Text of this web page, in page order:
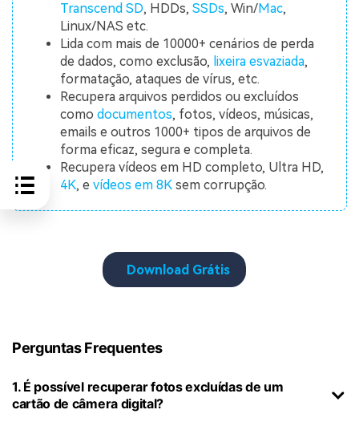
Transcend SD, HDDs,SSDs, Win/Mac,
Linux/NAS etc.
Lida com mais de 10000+ cenários de perda
de dados, como exclusão, lixeira esvaziada,
formatação, ataques de vírus, etc.
Recupera arquivos perdidos ou excluídos
comodocumentos, fotos, vídeos, músicas,
emails e outros 1000+ tipos de arquivos de
forma eficaz, segura e completa.
Recupera vídeos em HD completo, Ultra HD,
4K, evídeos em 8K sem corrupção.
Download Grátis
Perguntas Frequentes
1. É possível recuperar fotos excluídas de um
cartão de câmera digital?